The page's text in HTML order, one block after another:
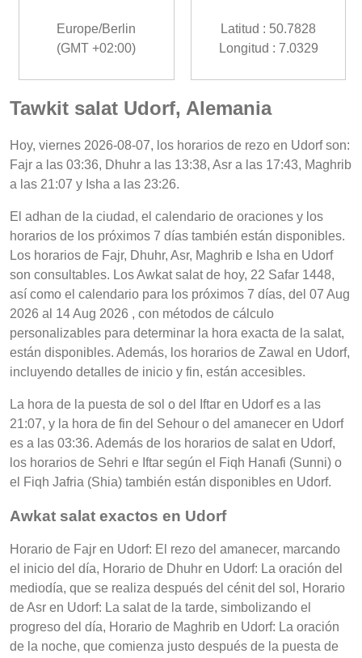
Europe/Berlin
(GMT +02:00)
Latitud : 50.7828
Longitud : 7.0329
Tawkit salat Udorf, Alemania
Hoy, viernes 2026-08-07, los horarios de rezo en Udorf son:
Fajr a las 03:36, Dhuhr a las 13:38, Asr a las 17:43, Maghrib
a las 21:07 y Isha a las 23:26.
El adhan de la ciudad, el calendario de oraciones y los
horarios de los próximos 7 días también están disponibles.
Los horarios de Fajr, Dhuhr, Asr, Maghrib e Isha en Udorf
son consultables. Los Awkat salat de hoy, 22 Safar 1448,
así como el calendario para los próximos 7 días, del 07 Aug
2026 al 14 Aug 2026 , con métodos de cálculo
personalizables para determinar la hora exacta de la salat,
están disponibles. Además, los horarios de Zawal en Udorf,
incluyendo detalles de inicio y fin, están accesibles.
La hora de la puesta de sol o del Iftar en Udorf es a las
21:07, y la hora de fin del Sehour o del amanecer en Udorf
es a las 03:36. Además de los horarios de salat en Udorf,
los horarios de Sehri e Iftar según el Fiqh Hanafi (Sunni) o
el Fiqh Jafria (Shia) también están disponibles en Udorf.
Awkat salat exactos en Udorf
Horario de Fajr en Udorf: El rezo del amanecer, marcando
el inicio del día, Horario de Dhuhr en Udorf: La oración del
mediodía, que se realiza después del cénit del sol, Horario
de Asr en Udorf: La salat de la tarde, simbolizando el
progreso del día, Horario de Maghrib en Udorf: La oración
de la noche, que comienza justo después de la puesta de